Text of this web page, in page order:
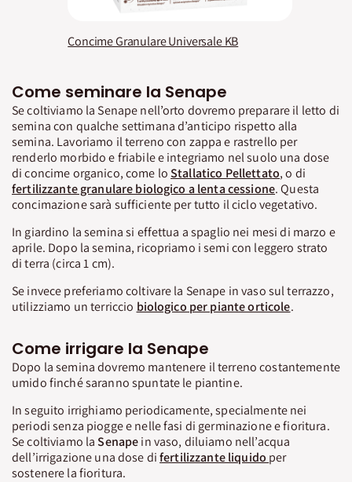
Concime Granulare Universale KB
Come seminare la Senape
Se coltiviamo la Senape nell’orto dovremo preparare il letto di
semina con qualche settimana d’anticipo rispetto alla
semina. Lavoriamo il terreno con zappa e rastrello per
renderlo morbido e friabile e integriamo nel suolo una dose
di concime organico, come loStallatico Pellettato, o di
fertilizzante granulare biologico a lenta cessione. Questa
concimazione sarà sufficiente per tutto il ciclo vegetativo.
In giardino la semina si effettua a spaglio nei mesi di marzo e
aprile. Dopo la semina, ricopriamo i semi con leggero strato
di terra (circa 1 cm).
Se invece preferiamo coltivare la Senape in vaso sul terrazzo,
utilizziamo un terriccio biologico per piante orticole.
Come irrigare la Senape
Dopo la semina dovremo mantenere il terreno costantemente
umido finché saranno spuntate le piantine.
In seguito irrighiamo periodicamente, specialmente nei
periodi senza piogge e nelle fasi di germinazione e fioritura.
Se coltiviamo laSenapein vaso, diluiamo nell’acqua
dell’irrigazione una dose difertilizzante liquido per
sostenere la fioritura.